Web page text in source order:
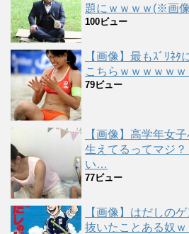
題にｗｗｗｗ(※画
100ビュー
【画像】最もｽﾞﾘﾈ
こちらｗｗｗｗｗｗ
79ビュー
【画像】高学年女
生えてるってマジ
い…
77ビュー
【画像】はだしの
抜いたことある奴